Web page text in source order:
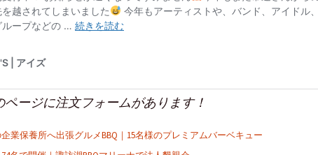
ページに注文フォームがあります！
業保養所へ出張グルメBBQ｜15名様のプレミアムバーベキュー